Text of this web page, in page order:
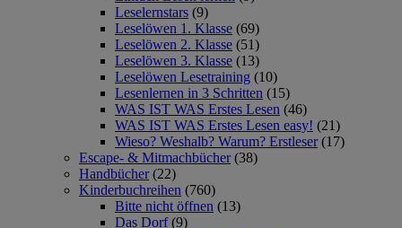
Leselernstars (9)
Leselöwen 1. Klasse (69)
Leselöwen 2. Klasse (51)
Leselöwen 3. Klasse (13)
Leselöwen Lesetraining (10)
Lesenlernen in 3 Schritten (15)
WAS IST WAS Erstes Lesen (46)
WAS IST WAS Erstes Lesen easy! (21)
Wieso? Weshalb? Warum? Erstleser (17)
Escape- & Mitmachbücher (38)
Handbücher (22)
Kinderbuchreihen (760)
Bitte nicht öffnen (13)
Das Dorf (9)